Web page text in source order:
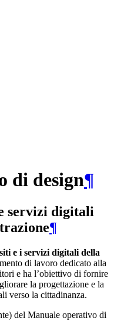
di design¶
servizi digitali
¶
e i servizi digitali della
di lavoro dedicato alla
e ha l’obiettivo di fornire
la progettazione e la
verso la cittadinanza.
del Manuale operativo di